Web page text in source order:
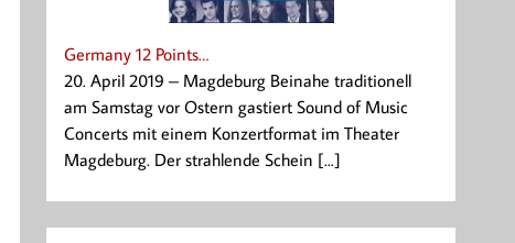
Germany 12 Points…
20. April 2019 – Magdeburg Beinahe traditionell
am Samstag vor Ostern gastiert Sound of Music
Concerts mit einem Konzertformat im Theater
Magdeburg. Der strahlende Schein [...]